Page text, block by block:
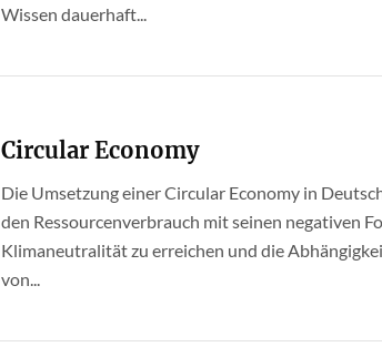
Wissen dauerhaft...
Circular Economy
Die Umsetzung einer Circular Economy in
den Ressourcenverbrauch mit seinen negativen
Klimaneutralität zu erreichen und die
von...